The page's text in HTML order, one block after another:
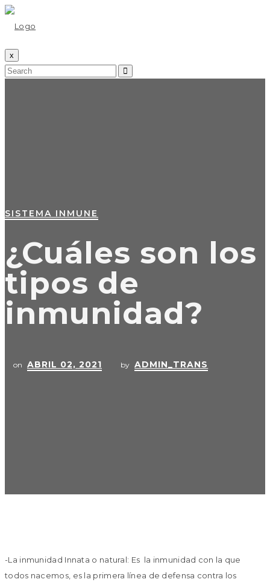
x
SISTEMA INMUNE
¿Cuáles son los
tipos de
inmunidad?
on ABRIL 02, 2021 by ADMIN_TRANS
-La inmunidad Innata o natural: Es la inmunidad con la que
todos nacemos, es la primera línea de defensa contra los